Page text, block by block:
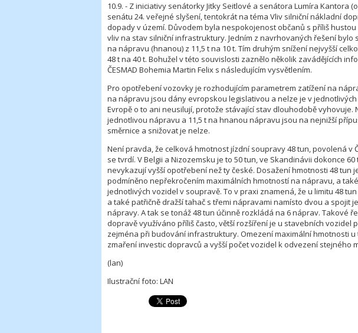
10.9. - Z iniciativy senátorky Jitky Seitlové a senátora Lumíra Kantora
senátu 24. veřejné slyšení, tentokrát na téma Vliv silniční nákladní
dopady v území. Důvodem byla nespokojenost občanů s příliš
vliv na stav silniční infrastruktury. Jedním z navrhovaných řešení bylo
na nápravu (hnanou) z 11,5 t na 10 t. Tím druhým snížení nejvyšší
48 t na 40 t. Bohužel v této souvislosti zaznělo několik zavádějících
ČESMAD Bohemia Martin Felix s následujícím vysvětlením.
Pro opotřebení vozovky je rozhodujícím parametrem zatížení na
na nápravu jsou dány evropskou legislativou a nelze je v
Evropě o to ani neusilují, protože stávající stav dlouhodobě vyhovuje.
jednotlivou nápravu a 11,5 t na hnanou nápravu jsou na nejnižší
směrnice a snižovat je nelze.
Není pravda, že celková hmotnost jízdní soupravy 48 tun, povolená v
se tvrdí. V Belgii a Nizozemsku je to 50 tun, ve Skandinávii dokonce
nevykazují vyšší opotřebení než ty české. Dosažení hmotnosti 48 tun
podmíněno nepřekročením maximálních hmotností na nápravu, a
jednotlivých vozidel v soupravě. To v praxi znamená, že u limitu 48
a také patřičně dražší tahač s třemi nápravami namísto dvou a spojit
nápravy. A tak se tonáž 48 tun účinně rozkládá na 6 náprav. Takové
dopravě využíváno příliš často, větší rozšíření je u stavebních vozidel
zejména při budování infrastruktury. Omezení maximální hmotnosti
zmaření investic dopravců a vyšší počet vozidel k odvezení stejného
(lan)
Ilustrační foto: LAN